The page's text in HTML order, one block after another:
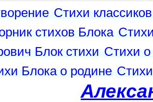
Стихи классиков
стихов Блока
Блок стихи Стихи
Блока о родине